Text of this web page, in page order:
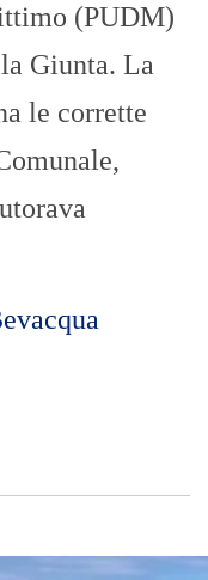
(PUDM)
Giunta. La
le corrette